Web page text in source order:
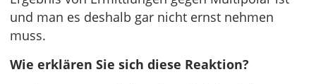
und man es deshalb gar nicht ernst nehmen
muss.
Wie erklären Sie sich diese Reaktion?